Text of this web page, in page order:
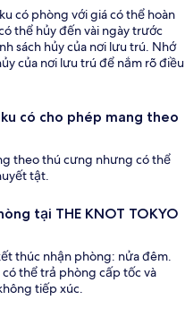
có phòng với giá có thể hoàn
thể hủy đến vài ngày trước
sách hủy của nơi lưu trú. Nhớ
của nơi lưu trú để nắm rõ điều
có cho phép mang theo
theo thú cưng nhưng có thể
tật.
tại THE KNOT TOKYO
thúc nhận phòng: nửa đêm.
thể trả phòng cấp tốc và
tiếp xúc.